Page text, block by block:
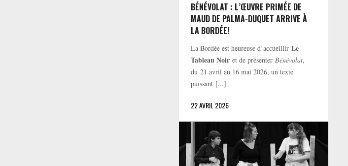
BÉNÉVOLAT : L’ŒUVRE PRIMÉE DE
MAUD DE PALMA-DUQUET ARRIVE À
LA BORDÉE!
La Bordée est heureuse d’accueillirLe
Tableau Noir et de présenterBénévolat,
du 21 avril au 16 mai 2026, un texte
puissant [...]
22 AVRIL 2026